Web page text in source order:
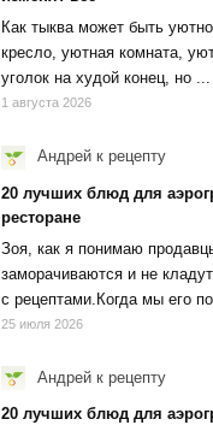
Как тыква может быть
кресло, уютная комната,
уголок на худой конец, но ...
1 августа 2026
Андрей к рецепту
20 лучших блюд для
ресторане
Зоя, как я понимаю
заморачиваются и не
с рецептами.Когда мы его
25 июля 2026
Андрей к рецепту
20 лучших блюд для